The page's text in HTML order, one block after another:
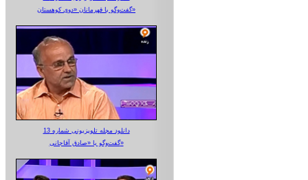
گفت‌وگو با قهرمانان «دوی کوهستان»
دانلود مجله تلویزیونی شماره 13
گفت‌وگو با «صادق آقاجانی»